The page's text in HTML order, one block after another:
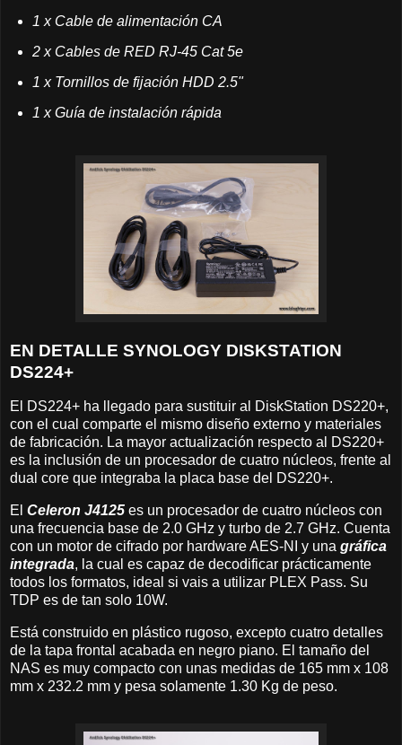
1 x Cable de alimentación CA
2 x Cables de RED RJ-45 Cat 5e
1 x Tornillos de fijación HDD 2.5"
1 x Guía de instalación rápida
EN DETALLE SYNOLOGY DISKSTATION
DS224+
El DS224+ ha llegado para sustituir al DiskStation DS220+,
con el cual comparte el mismo diseño externo y materiales
de fabricación. La mayor actualización respecto al DS220+
es la inclusión de un procesador de cuatro núcleos, frente al
dual core que integraba la placa base del DS220+.
El Celeron J4125 es un procesador de cuatro núcleos con
una frecuencia base de 2.0 GHz y turbo de 2.7 GHz. Cuenta
con un motor de cifrado por hardware AES-NI y una gráfica
integrada, la cual es capaz de decodificar prácticamente
todos los formatos, ideal si vais a utilizar PLEX Pass. Su
TDP es de tan solo 10W.
Está construido en plástico rugoso, excepto cuatro detalles
de la tapa frontal acabada en negro piano. El tamaño del
NAS es muy compacto con unas medidas de 165 mm x 108
mm x 232.2 mm y pesa solamente 1.30 Kg de peso.